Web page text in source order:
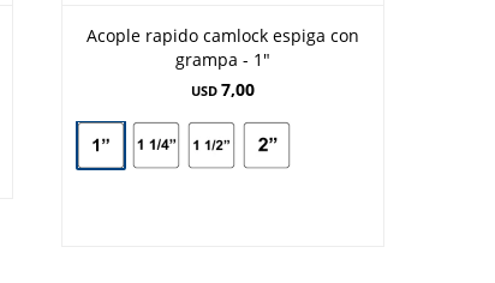
Acople rapido camlock espiga con
grampa - 1"
USD 7,00